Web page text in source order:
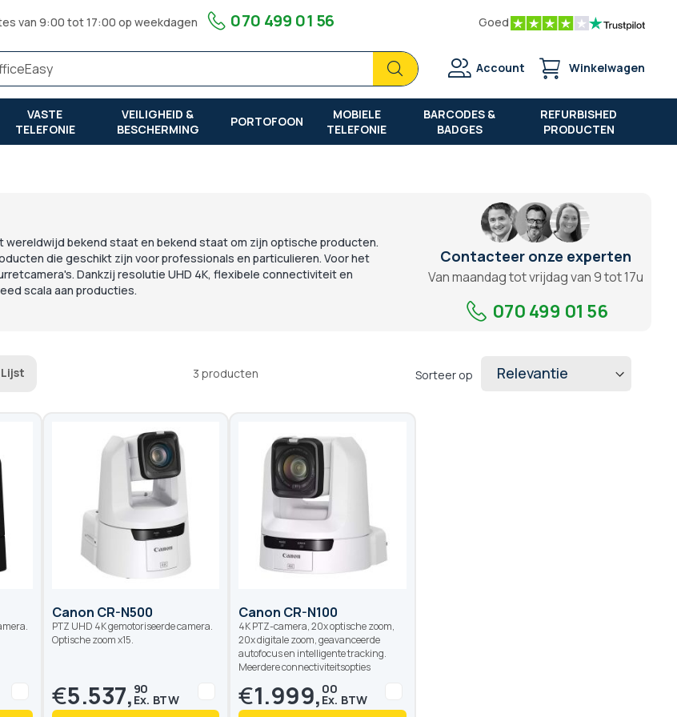
van 9:00 tot 17:00 op weekdagen 070 499 01 56 Goed
Zoek
Zoek
Account Winkelwagen
VASTE
TELEFONIE
VEILIGHEID &
BESCHERMING
PORTOFOON
MOBIELE
TELEFONIE
BARCODES &
BADGES
REFURBISHED
PRODUCTEN
wereldwijd bekend staat en bekend staat om zijn optische producten.
die geschikt zijn voor professionals en particulieren. Voor het
Dankzij resolutie UHD 4K, flexibele connectiviteit en
scala aan producties.
Contacteer onze experten
Van maandag tot vrijdag van 9 tot 17u
070 499 01 56
Lijst 3 producten Sorteer op
Canon CR-N500
PTZ UHD 4K gemotoriseerde camera.
Optische zoom x15.
€5.537, 90
Canon CR-N100
4K PTZ-camera, 20x optische zoom,
20x digitale zoom, geavanceerde
autofocus en intelligente tracking.
Meerdere connectiviteitsopties
€1.999, 00